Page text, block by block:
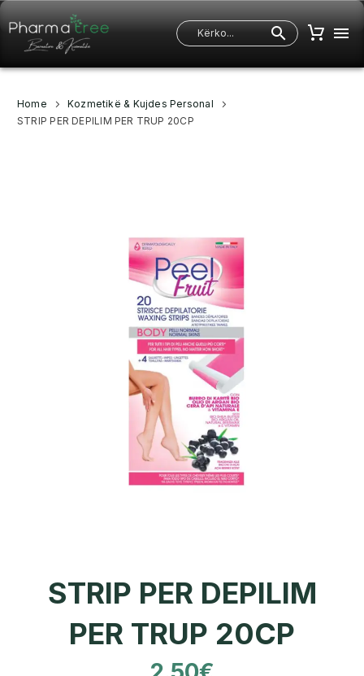
Home
Kozmetikë & Kujdes Personal
STRIP PER DEPILIM PER TRUP 20CP
STRIP PER DEPILIM
PER TRUP 20CP